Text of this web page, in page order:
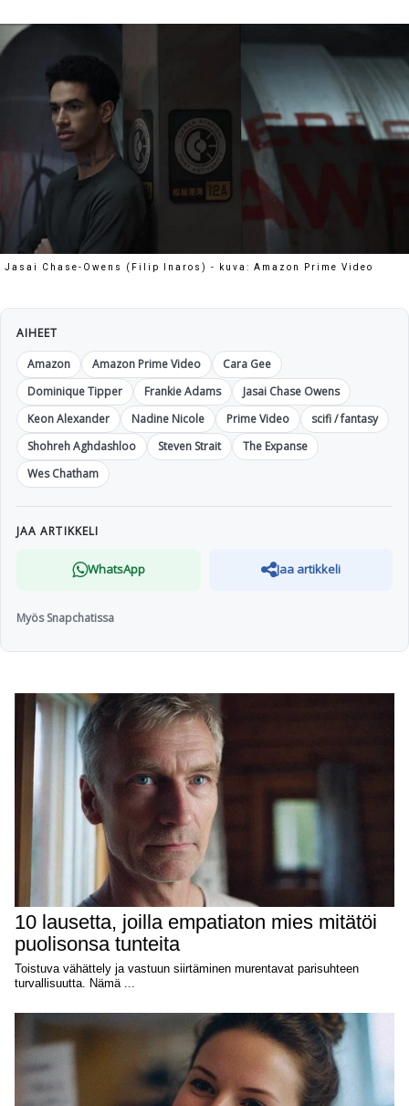
Jasai Chase-Owens (Filip Inaros) - kuva: Amazon Prime Video
AIHEET
Amazon
Amazon Prime Video
Cara Gee
Dominique Tipper
Frankie Adams
Jasai Chase Owens
Keon Alexander
Nadine Nicole Prime Video
scifi / fantasy
Shohreh Aghdashloo
Steven Strait
The Expanse
Wes Chatham
JAA ARTIKKELI
WhatsApp Jaa artikkeli
Myös Snapchatissa